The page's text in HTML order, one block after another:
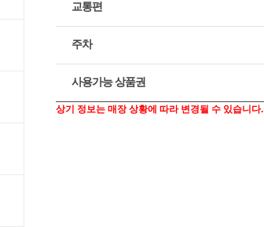
교통편
주차
사용가능 상품권
상기 정보는 매장 상황에 따라 변경될 수 있습니다.